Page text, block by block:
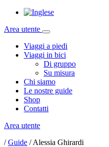
Area utente
Viaggi a piedi
Viaggi in bici
Di gruppo
Su misura
Chi siamo
Le nostre guide
Shop
Contatti
Area utente
/Guide /Alessia Ghirardi